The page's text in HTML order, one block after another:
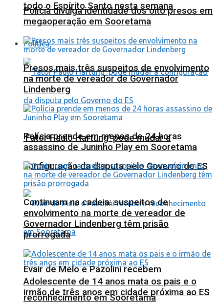
todo o Espírito Santo nesta semana
Política
‘Fator Paulo Hartung’ pode mudar a
configuração da disputa pelo Governo do ES
Evair de Melo e Pazolini recebem
reconhecimento em Sooretama
Polícia divulga identidade dos oito presos em
megaoperação em Sooretama
Presos mais três suspeitos de envolvimento
na morte de vereador de Governador
Lindenberg
Polícia prende em menos de 24 horas
assassino de Juninho Play em Sooretama
Continuam na cadeia: suspeitos de
envolvimento na morte de vereador de
Governador Lindenberg têm prisão
prorrogada
Adolescente de 14 anos mata os pais e o
irmão de três anos em cidade próxima ao ES